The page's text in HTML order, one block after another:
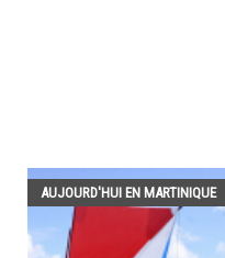
AUJOURD'HUI EN MARTINIQUE